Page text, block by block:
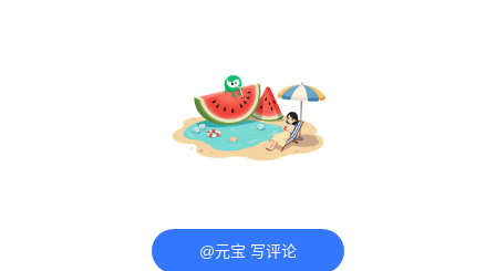
@元宝 写评论